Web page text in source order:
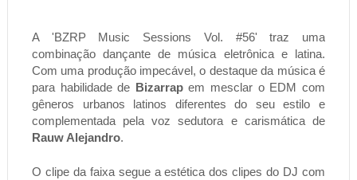
A 'BZRP Music Sessions Vol. #56' traz uma
combinação dançante de música eletrônica e latina.
Com uma produção impecável, o destaque da música é
para habilidade de
Bizarrapem mesclar o EDM com
gêneros urbanos latinos diferentes do seu estilo e
complementada pela voz sedutora e carismática de
Rauw Alejandro.
O clipe da faixa segue a estética dos clipes do DJ com